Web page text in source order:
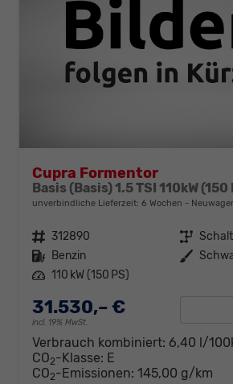
Cupra Formentor
unverbindliche Lieferzeit: 6 Wochen
Fahrzeugnr. 312890 Getriebe
Kraftstoff Benzin Außenfarbe
Leistung 110 kW (150 PS)
31.530,– €
incl. 19% MwSt.
Verbrauch kombiniert: 6,40 l/
CO2-Klasse: E
CO2-Emissionen: 145,00 g/km